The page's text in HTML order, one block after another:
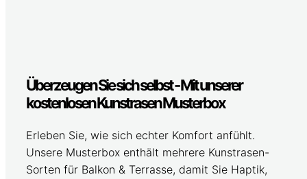
Überzeugen Sie sich selbst - Mit unserer
kostenlosen Kunstrasen Musterbox
Erleben Sie, wie sich echter Komfort anfühlt.
Unsere Musterbox enthält mehrere Kunstrasen-
Sorten für Balkon & Terrasse, damit Sie Haptik,